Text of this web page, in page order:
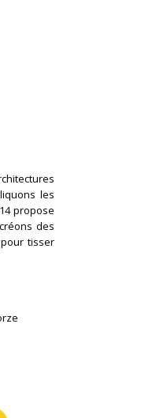
les
propose
des
tisser